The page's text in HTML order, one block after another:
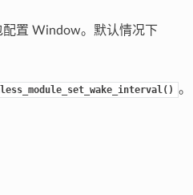
配置 Window。默认情况下
。